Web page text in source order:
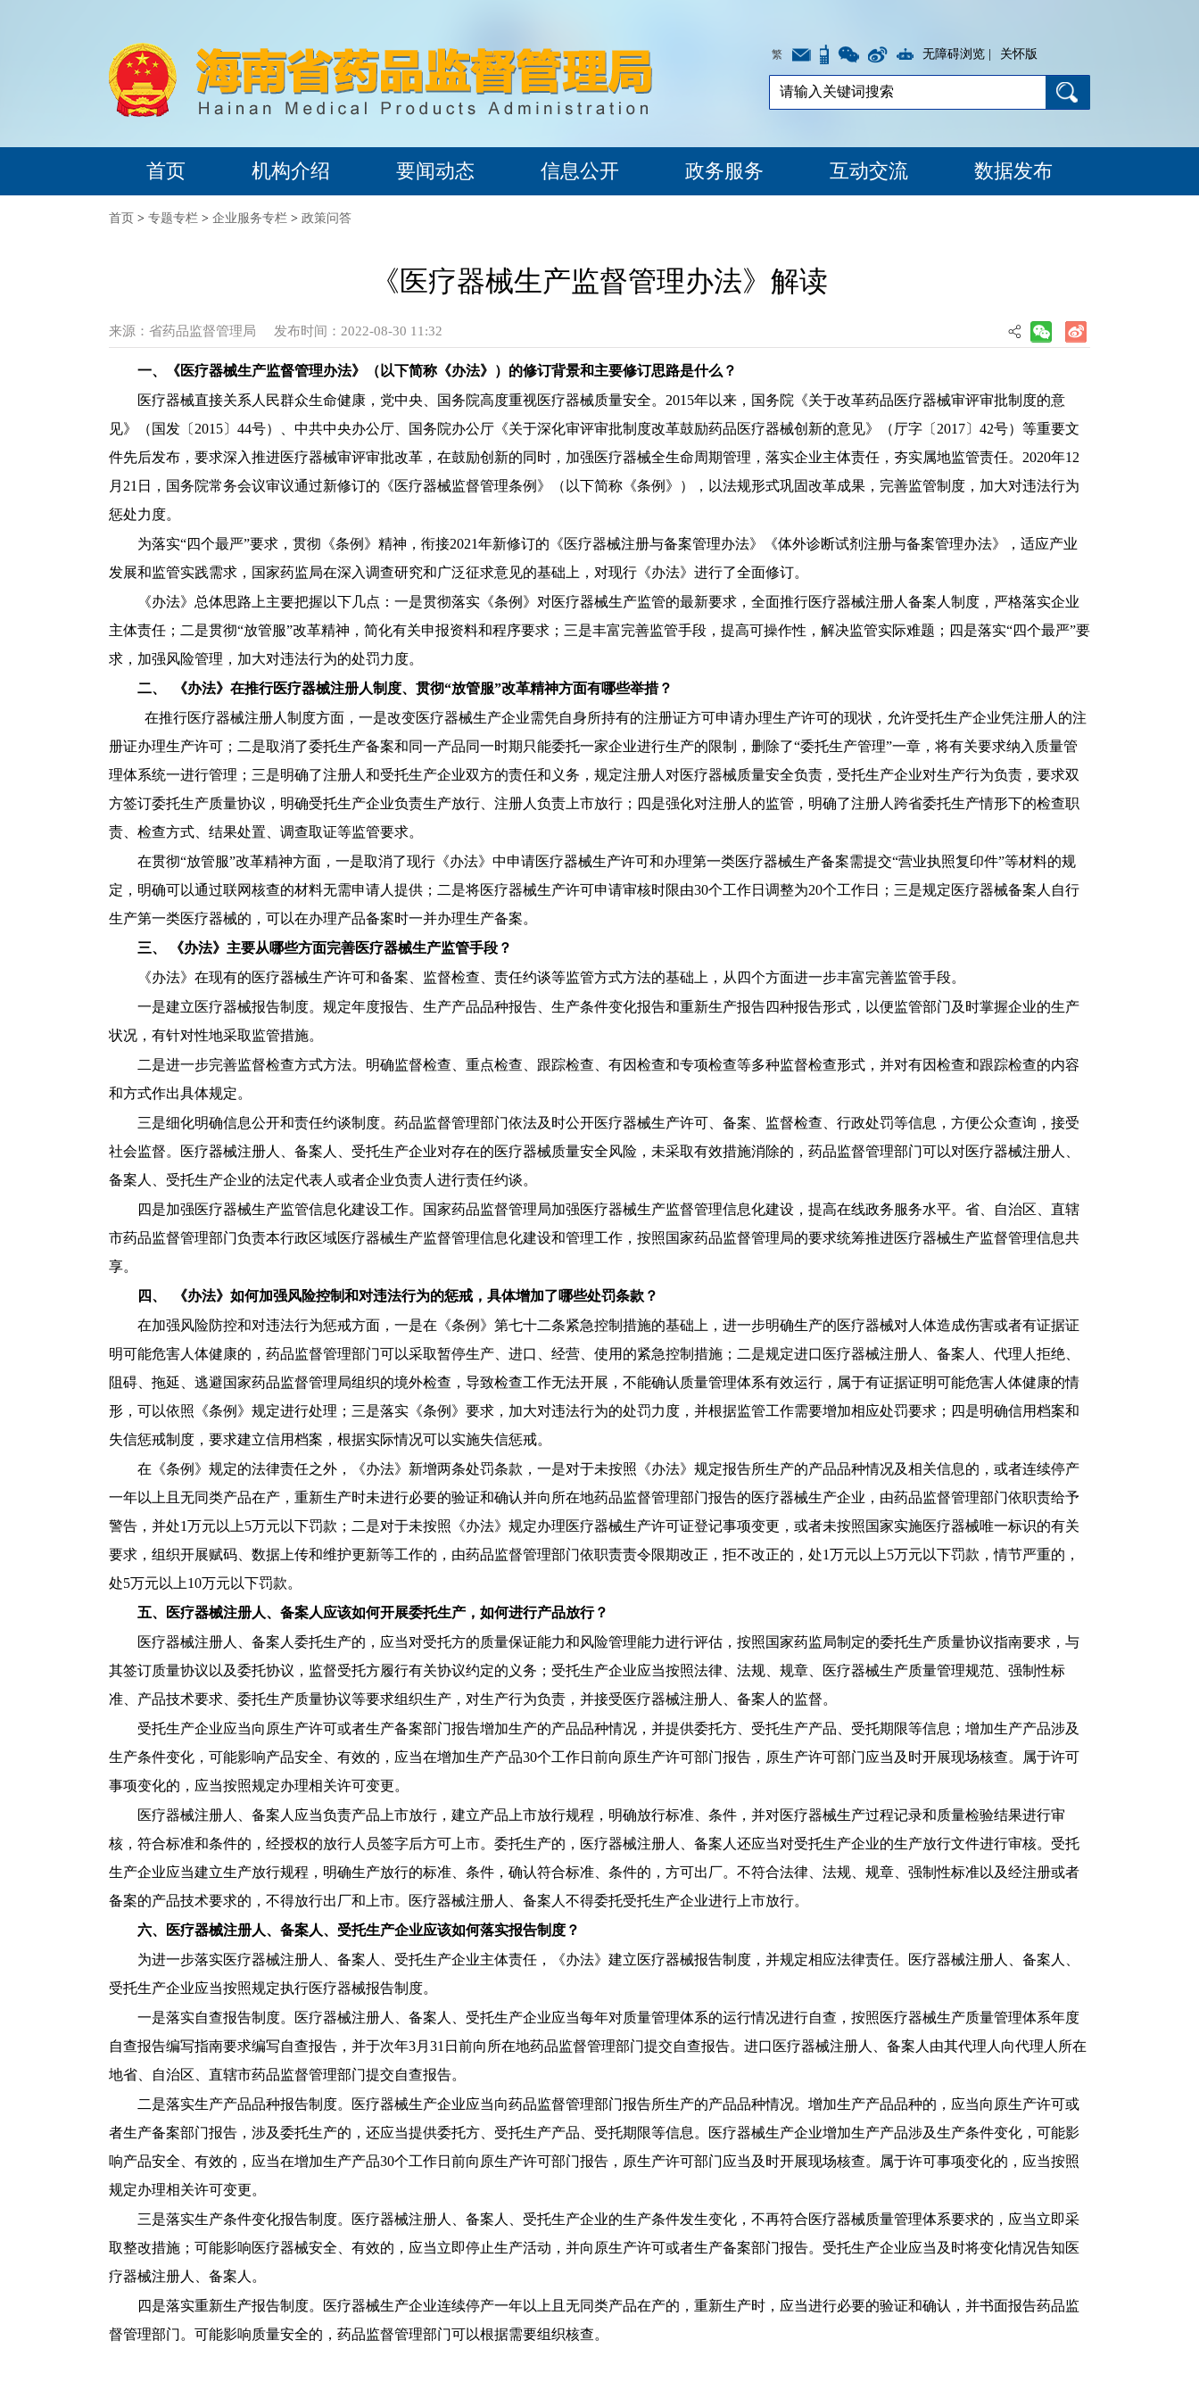
繁 无障碍浏览 | 关怀版
首页 机构介绍 要闻动态 信息公开 政务服务 互动交流 数据发布
首页 > 专题专栏 > 企业服务专栏 > 政策问答
《医疗器械生产监督管理办法》解读
来源： 省药品监督管理局 发布时间：2022-08-30 11:32
一、《医疗器械生产监督管理办法》（以下简称《办法》）的修订背景和主要修订思路是什么？
医疗器械直接关系人民群众生命健康，党中央、国务院高度重视医疗器械质量安全。 2015年以来，国务院《关于改革药品医疗器械审评审批制度的意
见》（国发〔2015〕44号）、中共中央办公厅、国务院办公厅《关于深化审评审批制度改革鼓励药品医疗器械创新的意见》（厅字〔2017〕42号）等重要文
件先后发布，要求深入推进医疗器械审评审批改革，在鼓励创新的同时，加强医疗器械全生命周期管理，落实企业主体责任，夯实属地监管责任。2020年12
月21日，国务院常务会议审议通过新修订的《医疗器械监督管理条例》（以下简称《条例》），以法规形式巩固改革成果，完善监管制度，加大对违法行为
惩处力度。
为落实“四个最严”要求，贯彻《条例》精神，衔接2021年新修订的《医疗器械注册与备案管理办法》《体外诊断试剂注册与备案管理办法》，适应产业
发展和监管实践需求，国家药监局在深入调查研究和广泛征求意见的基础上，对现行《办法》进行了全面修订。
《办法》总体思路上主要把握以下几点：一是贯彻落实《条例》对医疗器械生产监管的最新要求，全面推行医疗器械注册人备案人制度，严格落实企业
主体责任；二是贯彻“放管服”改革精神，简化有关申报资料和程序要求；三是丰富完善监管手段，提高可操作性，解决监管实际难题；四是落实“四个最严”要
求，加强风险管理，加大对违法行为的处罚力度。
二、
《办法》在推行医疗器械注册人制度、贯彻“放管服”改革精神方面有哪些举措？
在推行医疗器械注册人制度方面，一是改变医疗器械生产企业需凭自身所持有的注册证方可申请办理生产许可的现状，允许受托生产企业凭注册人的注
册证办理生产许可；二是取消了委托生产备案和同一产品同一时期只能委托一家企业进行生产的限制，删除了“委托生产管理”一章，将有关要求纳入质量管
理体系统一进行管理；三是明确了注册人和受托生产企业双方的责任和义务，规定注册人对医疗器械质量安全负责，受托生产企业对生产行为负责，要求双
方签订委托生产质量协议，明确受托生产企业负责生产放行、注册人负责上市放行；四是强化对注册人的监管，明确了注册人跨省委托生产情形下的检查职
责、检查方式、结果处置、调查取证等监管要求。
在贯彻“放管服”改革精神方面，一是取消了现行《办法》中申请医疗器械生产许可和办理第一类医疗器械生产备案需提交“营业执照复印件”等材料的规
定，明确可以通过联网核查的材料无需申请人提供；二是将医疗器械生产许可申请审核时限由30个工作日调整为20个工作日；三是规定医疗器械备案人自行
生产第一类医疗器械的，可以在办理产品备案时一并办理生产备案。
三、
《办法》主要从哪些方面完善医疗器械生产监管手段？
《办法》在现有的医疗器械生产许可和备案、监督检查、责任约谈等监管方式方法的基础上，从四个方面进一步丰富完善监管手段。
一是建立医疗器械报告制度。规定年度报告、生产产品品种报告、生产条件变化报告和重新生产报告四种报告形式，以便监管部门及时掌握企业的生产
状况，有针对性地采取监管措施。
二是进一步完善监督检查方式方法。明确监督检查、重点检查、跟踪检查、有因检查和专项检查等多种监督检查形式，并对有因检查和跟踪检查的内容
和方式作出具体规定。
三是细化明确信息公开和责任约谈制度。药品监督管理部门依法及时公开医疗器械生产许可、备案、监督检查、行政处罚等信息，方便公众查询，接受
社会监督。医疗器械注册人、备案人、受托生产企业对存在的医疗器械质量安全风险，未采取有效措施消除的，药品监督管理部门可以对医疗器械注册人、
备案人、受托生产企业的法定代表人或者企业负责人进行责任约谈。
四是加强医疗器械生产监管信息化建设工作。国家药品监督管理局加强医疗器械生产监督管理信息化建设，提高在线政务服务水平。省、自治区、直辖
市药品监督管理部门负责本行政区域医疗器械生产监督管理信息化建设和管理工作，按照国家药品监督管理局的要求统筹推进医疗器械生产监督管理信息共
享。
四、
《办法》如何加强风险控制和对违法行为的惩戒，具体增加了哪些处罚条款？
在加强风险防控和对违法行为惩戒方面，一是在《条例》第七十二条紧急控制措施的基础上，进一步明确生产的医疗器械对人体造成伤害或者有证据证
明可能危害人体健康的，药品监督管理部门可以采取暂停生产、进口、经营、使用的紧急控制措施；二是规定进口医疗器械注册人、备案人、代理人拒绝、
阻碍、拖延、逃避国家药品监督管理局组织的境外检查，导致检查工作无法开展，不能确认质量管理体系有效运行，属于有证据证明可能危害人体健康的情
形，可以依照《条例》规定进行处理；三是落实《条例》要求，加大对违法行为的处罚力度，并根据监管工作需要增加相应处罚要求；四是明确信用档案和
失信惩戒制度，要求建立信用档案，根据实际情况可以实施失信惩戒。
在《条例》规定的法律责任之外，《办法》新增两条处罚条款，一是对于未按照《办法》规定报告所生产的产品品种情况及相关信息的，或者连续停产
一年以上且无同类产品在产，重新生产时未进行必要的验证和确认并向所在地药品监督管理部门报告的医疗器械生产企业，由药品监督管理部门依职责给予
警告，并处1万元以上5万元以下罚款；二是对于未按照《办法》规定办理医疗器械生产许可证登记事项变更，或者未按照国家实施医疗器械唯一标识的有关
要求，组织开展赋码、数据上传和维护更新等工作的，由药品监督管理部门依职责责令限期改正，拒不改正的，处1万元以上5万元以下罚款，情节严重的，
处5万元以上10万元以下罚款。
五、医疗器械注册人、备案人应该如何开展委托生产，如何进行产品放行？
医疗器械注册人、备案人委托生产的，应当对受托方的质量保证能力和风险管理能力进行评估，按照国家药监局制定的委托生产质量协议指南要求，与
其签订质量协议以及委托协议，监督受托方履行有关协议约定的义务；受托生产企业应当按照法律、法规、规章、医疗器械生产质量管理规范、强制性标
准、产品技术要求、委托生产质量协议等要求组织生产，对生产行为负责，并接受医疗器械注册人、备案人的监督。
受托生产企业应当向原生产许可或者生产备案部门报告增加生产的产品品种情况，并提供委托方、受托生产产品、受托期限等信息；增加生产产品涉及
生产条件变化，可能影响产品安全、有效的，应当在增加生产产品30个工作日前向原生产许可部门报告，原生产许可部门应当及时开展现场核查。属于许可
事项变化的，应当按照规定办理相关许可变更。
医疗器械注册人、备案人应当负责产品上市放行，建立产品上市放行规程，明确放行标准、条件，并对医疗器械生产过程记录和质量检验结果进行审
核，符合标准和条件的，经授权的放行人员签字后方可上市。委托生产的，医疗器械注册人、备案人还应当对受托生产企业的生产放行文件进行审核。受托
生产企业应当建立生产放行规程，明确生产放行的标准、条件，确认符合标准、条件的，方可出厂。不符合法律、法规、规章、强制性标准以及经注册或者
备案的产品技术要求的，不得放行出厂和上市。医疗器械注册人、备案人不得委托受托生产企业进行上市放行。
六、医疗器械注册人、备案人、受托生产企业应该如何落实报告制度？
为进一步落实医疗器械注册人、备案人、受托生产企业主体责任，《办法》建立医疗器械报告制度，并规定相应法律责任。医疗器械注册人、备案人、
受托生产企业应当按照规定执行医疗器械报告制度。
一是落实自查报告制度。医疗器械注册人、备案人、受托生产企业应当每年对质量管理体系的运行情况进行自查，按照医疗器械生产质量管理体系年度
自查报告编写指南要求编写自查报告，并于次年3月31日前向所在地药品监督管理部门提交自查报告。进口医疗器械注册人、备案人由其代理人向代理人所在
地省、自治区、直辖市药品监督管理部门提交自查报告。
二是落实生产产品品种报告制度。医疗器械生产企业应当向药品监督管理部门报告所生产的产品品种情况。增加生产产品品种的，应当向原生产许可或
者生产备案部门报告，涉及委托生产的，还应当提供委托方、受托生产产品、受托期限等信息。医疗器械生产企业增加生产产品涉及生产条件变化，可能影
响产品安全、有效的，应当在增加生产产品30个工作日前向原生产许可部门报告，原生产许可部门应当及时开展现场核查。属于许可事项变化的，应当按照
规定办理相关许可变更。
三是落实生产条件变化报告制度。医疗器械注册人、备案人、受托生产企业的生产条件发生变化，不再符合医疗器械质量管理体系要求的，应当立即采
取整改措施；可能影响医疗器械安全、有效的，应当立即停止生产活动，并向原生产许可或者生产备案部门报告。受托生产企业应当及时将变化情况告知医
疗器械注册人、备案人。
四是落实重新生产报告制度。医疗器械生产企业连续停产一年以上且无同类产品在产的，重新生产时，应当进行必要的验证和确认，并书面报告药品监
督管理部门。可能影响质量安全的，药品监督管理部门可以根据需要组织核查。